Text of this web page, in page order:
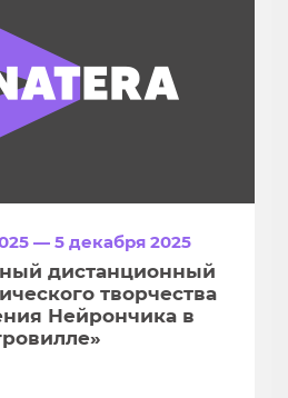
— 5 декабря 2025
дистанционный
творчества
Нейрончика в